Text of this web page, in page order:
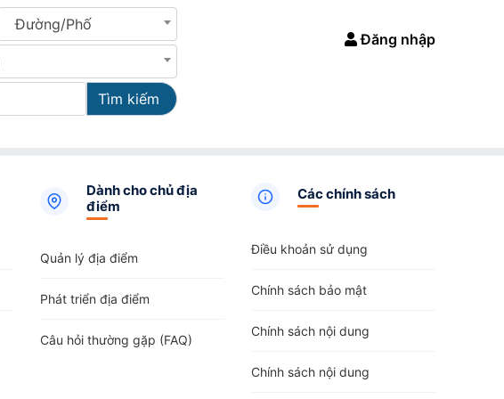
Đường/Phố
Tìm kiếm
Đăng nhập
Dành cho chủ địa
điểm
Quản lý địa điểm
Phát triển địa điểm
Câu hỏi thường gặp (FAQ)
Các chính sách
Điều khoản sử dụng
Chính sách bảo mật
Chính sách nội dung
Chính sách nội dung